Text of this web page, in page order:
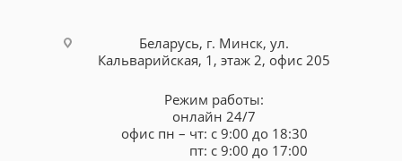
Беларусь, г. Минск, ул.
Кальварийская, 1, этаж 2, офис 205
Режим работы:
онлайн 24/7
офис пн – чт: с 9:00 до 18:30
пт: с 9:00 до 17:00